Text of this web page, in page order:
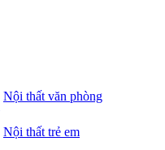
Nội thất văn phòng
Nội thất trẻ em